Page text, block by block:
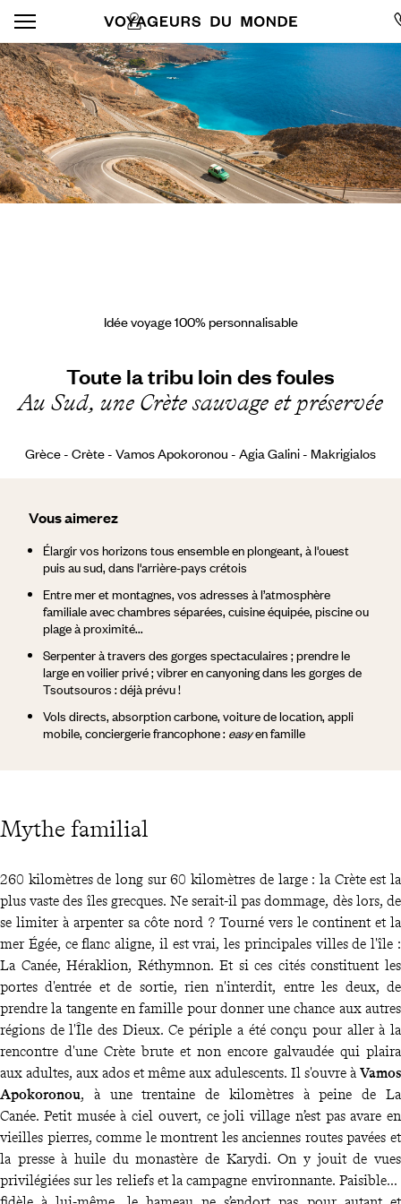
Idée voyage 100% personnalisable
Toute la tribu loin des foules
Au Sud, une Crète sauvage et préservée
Grèce - Crète - Vamos Apokoronou - Agia Galini - Makrigialos
Mythe familial
Vous aimerez
Élargir vos horizons tous ensemble en plongeant, à l'ouest
puis au sud, dans l'arrière-pays crétois
Entre mer et montagnes, vos adresses à l’atmosphère
familiale avec chambres séparées, cuisine équipée, piscine ou
plage à proximité...
Serpenter à travers des gorges spectaculaires ; prendre le
large en voilier privé ; vibrer en canyoning dans les gorges de
Tsoutsouros : déjà prévu !
Vols directs, absorption carbone, voiture de location, appli
mobile, conciergerie francophone : easyen famille
260 kilomètres de long sur 60 kilomètres de large : la Crète est la
plus vaste des îles grecques. Ne serait-il pas dommage, dès lors, de
se limiter à arpenter sa côte nord ? Tourné vers le continent et la
mer Égée, ce flanc aligne, il est vrai, les principales villes de l'île :
La Canée, Héraklion, Réthymnon. Et si ces cités constituent les
portes d'entrée et de sortie, rien n'interdit, entre les deux, de
prendre la tangente en famille pour donner une chance aux autres
régions de l'Île des Dieux. Ce périple a été conçu pour aller à la
rencontre d'une Crète brute et non encore galvaudée qui plaira
aux adultes, aux ados et même aux adulescents. Il s'ouvre à Vamos
Apokoronou, à une trentaine de kilomètres à peine de La
Canée. Petit musée à ciel ouvert, ce joli village n’est pas avare en
vieilles pierres, comme le montrent les anciennes routes pavées et
la presse à huile du monastère de Karydi. On y jouit de vues
privilégiées sur les reliefs et la campagne environnante. Paisible et